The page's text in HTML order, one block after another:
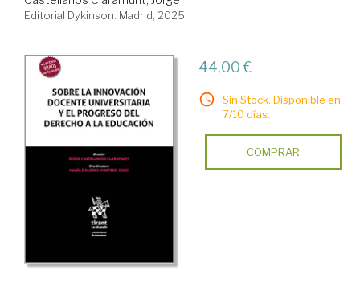
Editorial Dykinson. Madrid, 2025
44,00 €
Sin Stock. Disponible en
7/10 días.
COMPRAR